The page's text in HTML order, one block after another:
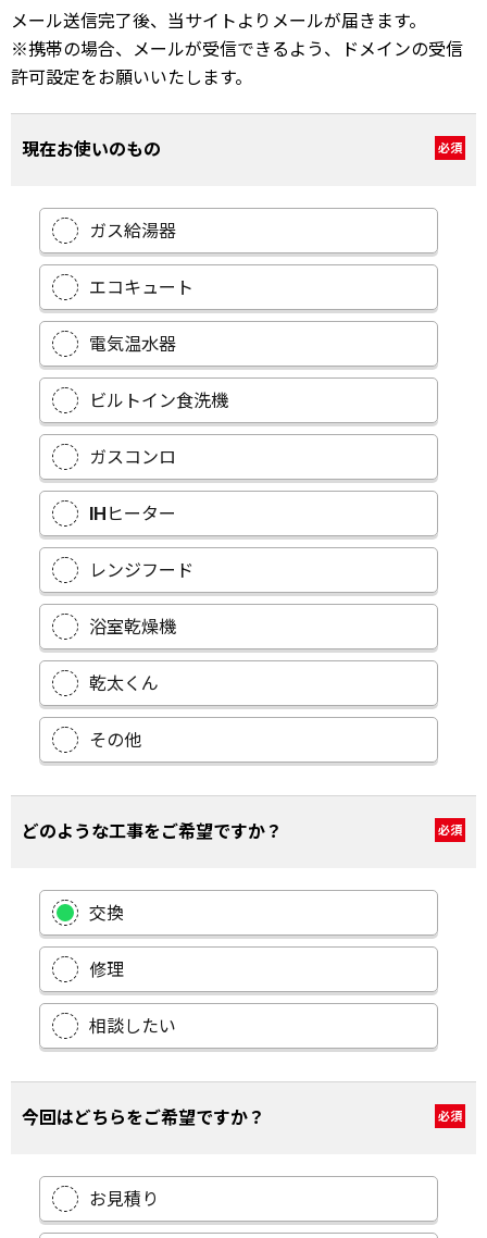
メール送信完了後、当サイトよりメールが届きます。
※携帯の場合、メールが受信できるよう、ドメインの受信
許可設定をお願いいたします。
現在お使いのもの 必須
ガス給湯器
エコキュート
電気温水器
ビルトイン食洗機
ガスコンロ
IHヒーター
レンジフード
浴室乾燥機
乾太くん
その他
どのような工事をご希望ですか？ 必須
交換
修理
相談したい
今回はどちらをご希望ですか？ 必須
お見積り